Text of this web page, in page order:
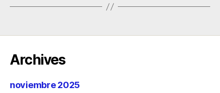
Archives
noviembre 2025